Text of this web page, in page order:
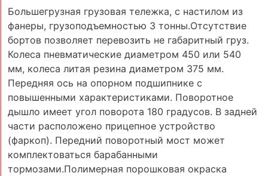
Большегрузная грузовая тележка, с настилом из
фанеры, грузоподъемностью 3 тонны.Отсутствие
бортов позволяет перевозить не габаритный груз.
Колеса пневматические диаметром 450 или 540
мм, колеса литая резина диаметром 375 мм.
Передняя ось на опорном подшипнике с
повышенными характеристиками. Поворотное
дышло имеет угол поворота 180 градусов. В задней
части расположено прицепное устройство
(фаркоп). Передний поворотный мост может
комплектоваться барабанными
тормозами.Полимерная порошковая окраска